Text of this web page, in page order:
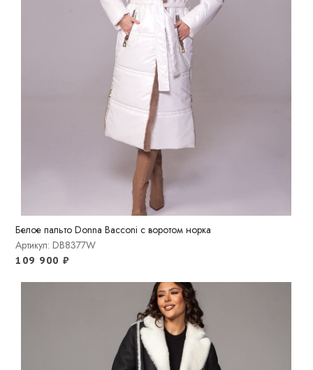
Белое пальто Donna Bacconi с воротом норка
Артикул: DB8377W
109 900₽